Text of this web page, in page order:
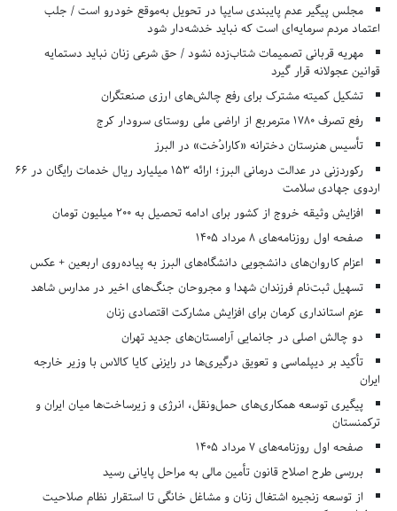
مجلس پیگیر عدم پایبندی سایپا در تحویل به‌موقع خودرو است / جلب
اعتماد مردم سرمایه‌ای است که نباید خدشه‌دار شود
مهریه قربانی تصمیمات شتاب‌زده نشود / حق شرعی زنان نباید دستمایه
قوانین عجولانه قرار گیرد
تشکیل کمیته مشترک برای رفع چالش‌های ارزی صنعتگران
رفع تصرف ۱۷۸۰ مترمربع از اراضی ملی روستای سرودار کرج
تأسیس هنرستان دخترانه «کارادُخت» در البرز
رکوردزنی در عدالت درمانی البرز؛ ارائه ۱۵۳ میلیارد ریال خدمات رایگان در ۶۶
اردوی جهادی سلامت
افزایش وثیقه خروج از کشور برای ادامه تحصیل به ۲۰۰ میلیون تومان
صفحه اول روزنامه‌های 8 مرداد 1405
اعزام کاروان‌های دانشجویی دانشگاه‌های البرز به پیاده‌روی اربعین + عکس
تسهیل ثبت‌نام فرزندان شهدا و مجروحان جنگ‌های اخیر در مدارس شاهد
عزم استانداری کرمان برای افزایش مشارکت اقتصادی زنان
دو چالش اصلی در جانمایی آرامستان‌های جدید تهران
تأکید بر دیپلماسی و تعویق درگیری‌ها در رایزنی کایا کالاس با وزیر خارجه
ایران
پیگیری توسعه همکاری‌های حمل‌ونقل، انرژی و زیرساخت‌ها میان ایران و
ترکمنستان
صفحه اول روزنامه‌های 7 مرداد 1405
بررسی طرح اصلاح قانون تأمین مالی به مراحل پایانی رسید
از توسعه زنجیره اشتغال زنان و مشاغل خانگی تا استقرار نظام صلاحیت